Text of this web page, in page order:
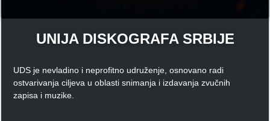
UNIJA DISKOGRAFA SRBIJE
UDS je nevladino i neprofitno udruženje, osnovano radi
ostvarivanja ciljeva u oblasti snimanja i izdavanja zvučnih
zapisa i muzike.